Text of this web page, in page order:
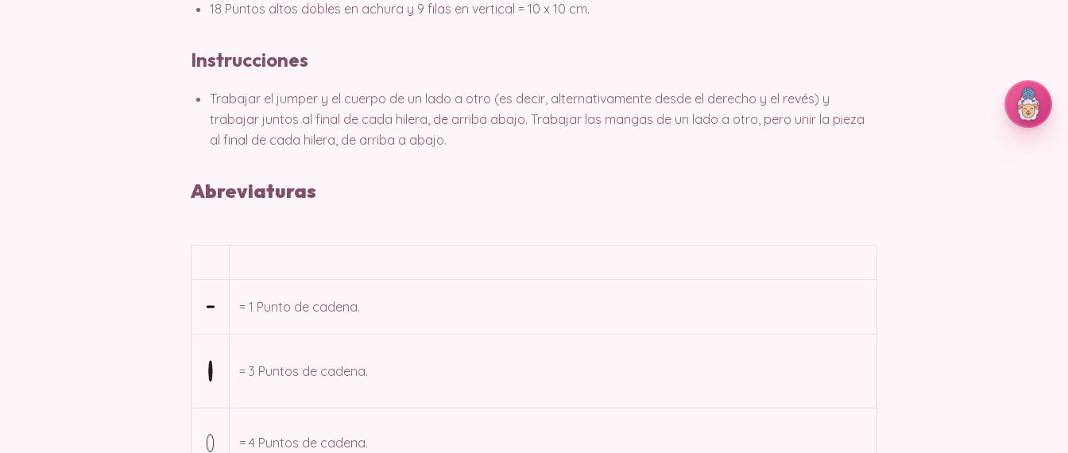
18 Puntos altos dobles en achura y 9 filas en vertical = 10 x 10 cm.
Instrucciones
Trabajar el jumper y el cuerpo de un lado a otro (es decir, alternativamente desde el derecho y el revés) y
trabajar juntos al final de cada hilera, de arriba abajo. Trabajar las mangas de un lado a otro, pero unir la pieza
al final de cada hilera, de arriba a abajo.
Abreviaturas
= 1 Punto de cadena.
= 3 Puntos de cadena.
= 4 Puntos de cadena.